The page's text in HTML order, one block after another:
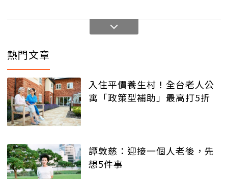
熱門文章
入住平價養生村！全台老人公
寓「政策型補助」最高打5折
譚敦慈：迎接一個人老後，先
想5件事